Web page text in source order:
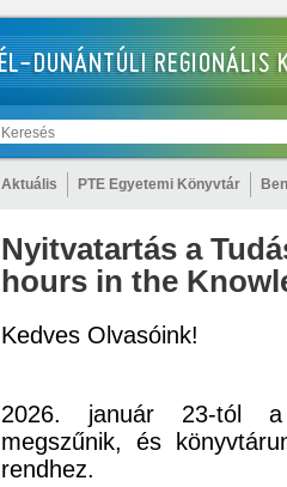
Aktuális PTE Egyetemi Könyvtár
Nyitvatartás a
hours in the
Kedves Olvasóink!
2026. január 23-tól a
megszűnik, és
rendhez.